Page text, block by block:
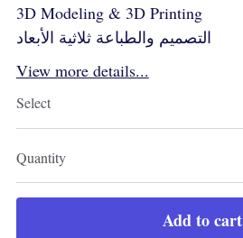
3D Modeling & 3D Printing
التصميم والطباعة ثلاثية الأبعاد
View more details...
Select
Quantity
Add to cart